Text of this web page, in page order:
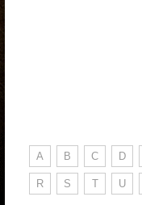
A B C D
R S T U